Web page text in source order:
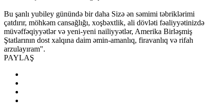
Bu şanlı yubiley günündə bir daha Sizə ən səmimi təbriklərimi
çatdırır, möhkəm cansağlığı, xoşbəxtlik, ali dövləti fəaliyyətinizdə
müvəffəqiyyətlər və yeni-yeni nailiyyətlər, Amerika Birləşmiş
Ştatlarının dost xalqına daim əmin-amanlıq, firavanlıq və rifah
arzulayıram".
PAYLAŞ